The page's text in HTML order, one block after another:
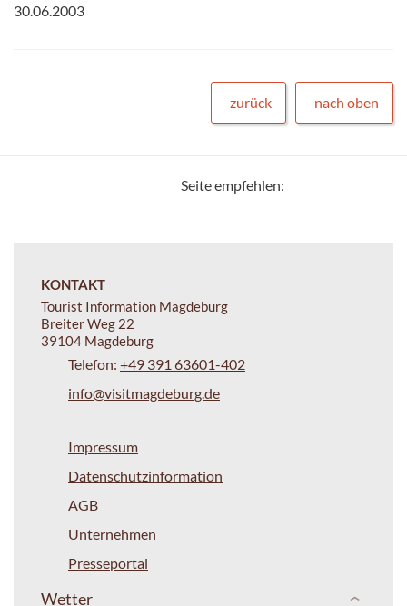
30.06.2003
zurück nach oben
Seite empfehlen:
KONTAKT
Tourist Information Magdeburg
Breiter Weg 22
39104 Magdeburg
Telefon: +49 391 63601-402
info@visitmagdeburg.de
Impressum
Datenschutzinformation
AGB
Unternehmen
Presseportal
Wetter